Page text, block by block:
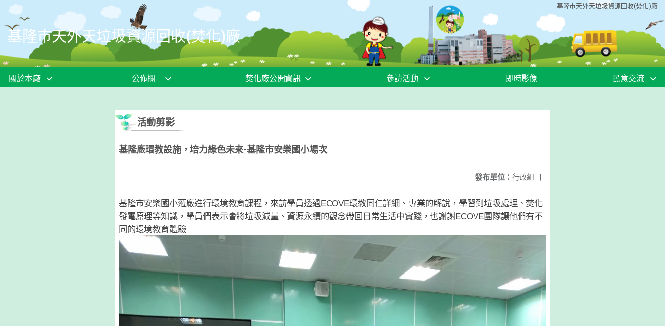
移至網頁之主要內容區位置 基隆市天外天垃圾資源回收(焚化)廠
基隆市天外天垃圾資源回收(焚化)廠
關於本廠 公佈欄 焚化廠公開資訊 參訪活動 即時影像 民意交流
:::
活動剪影
基隆廠環教設施，培力綠色未來-基隆市安樂國小場次
發布單位： 行政組 |
基隆市安樂國小蒞廠進行環境教育課程，來訪學員透過ECOVE環教同仁詳細、專業的解說，學習到垃圾處理、焚化
發電原理等知識，學員們表示會將垃圾減量、資源永續的觀念帶回日常生活中實踐，也謝謝ECOVE團隊讓他們有不
同的環境教育體驗